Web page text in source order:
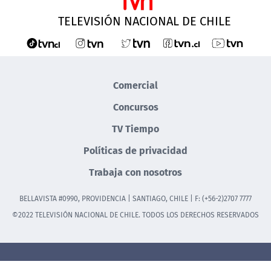
TELEVISIÓN NACIONAL DE CHILE
Comercial
Concursos
TV Tiempo
Políticas de privacidad
Trabaja con nosotros
BELLAVISTA #0990, PROVIDENCIA | SANTIAGO, CHILE | F: (+56-2)2707 7777
©2022 TELEVISIÓN NACIONAL DE CHILE. TODOS LOS DERECHOS RESERVADOS